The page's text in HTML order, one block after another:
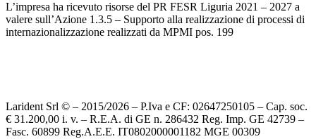
L’impresa ha ricevuto risorse del PR FESR Liguria 2021 – 2027 a
valere sull’Azione 1.3.5 – Supporto alla realizzazione di processi di
internazionalizzazione realizzati da MPMI pos. 199
Larident Srl © – 2015/2026 – P.Iva e CF: 02647250105 – Cap. soc.
€ 31.200,00 i. v. – R.E.A. di GE n. 286432 Reg. Imp. GE 42739 –
Fasc. 60899 Reg.A.E.E. IT0802000001182 MGE 00309